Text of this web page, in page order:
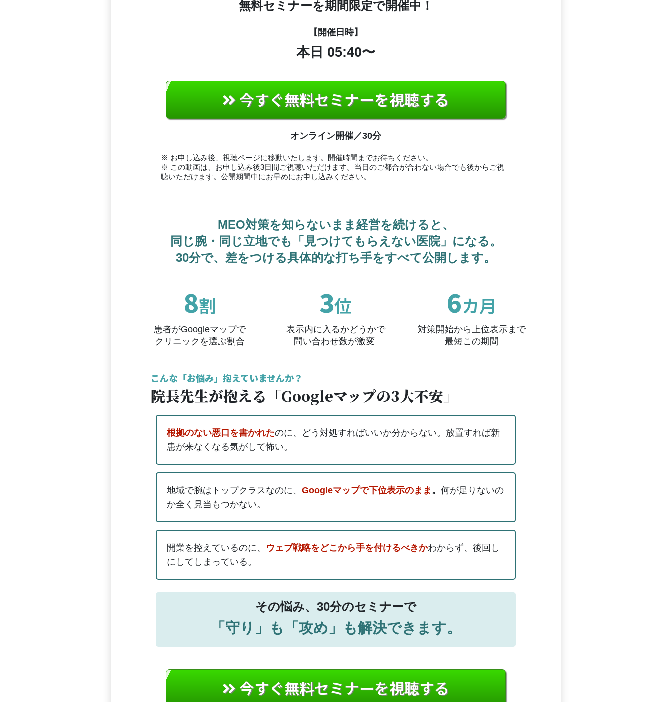
無料セミナーを期間限定で開催中！
【開催日時】
本日 05:40〜
今すぐ無料セミナーを視聴する
オンライン開催／30分
※ お申し込み後、視聴ページに移動いたします。開催時間までお待ちください。
※ この動画は、お申し込み後3日間ご視聴いただけます。当日のご都合が合わない場合でも後からご視
聴いただけます。公開期間中にお早めにお申し込みください。
MEO対策を知らないまま経営を続けると、
同じ腕・同じ立地でも「見つけてもらえない医院」になる。
30分で、差をつける具体的な打ち手をすべて公開します。
8割
患者がGoogleマップで
クリニックを選ぶ割合
3位
表示内に入るかどうかで
問い合わせ数が激変
6カ月
対策開始から上位表示まで
最短この期間
こんな「お悩み」抱えていませんか？
院長先生が抱える「Googleマップの3大不安」
根拠のない悪口を書かれたのに、どう対処すればいいか分からない。放置すれば新
患が来なくなる気がして怖い。
地域で腕はトップクラスなのに、 Googleマップで下位表示のまま 。 何が足りないの
か全く見当もつかない。
開業を控えているのに、 ウェブ戦略をどこから手を付けるべきかわからず、後回し
にしてしまっている。
その悩み、30分のセミナーで
「守り」も「攻め」も解決できます。
今すぐ無料セミナーを視聴する